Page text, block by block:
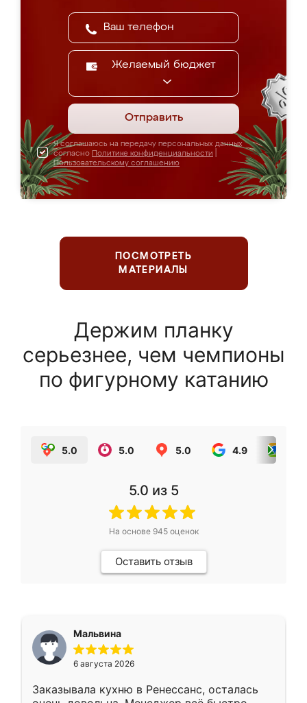
Желаемый бюджет
Отправить
Я соглашаюсь на передачу персональных данных
согласно Политике конфиденциальности
Пользовательскому соглашению
ПОСМОТРЕТЬ
МАТЕРИАЛЫ
Держим планку
серьезнее, чем чемпионы
по фигурному катанию
5.0 5.0 5.0 4.9
5.0 из 5
На основе 945оценок
Оставить отзыв
Мальвина
6 августа 2026
Заказывала кухню в Ренессанс, осталась